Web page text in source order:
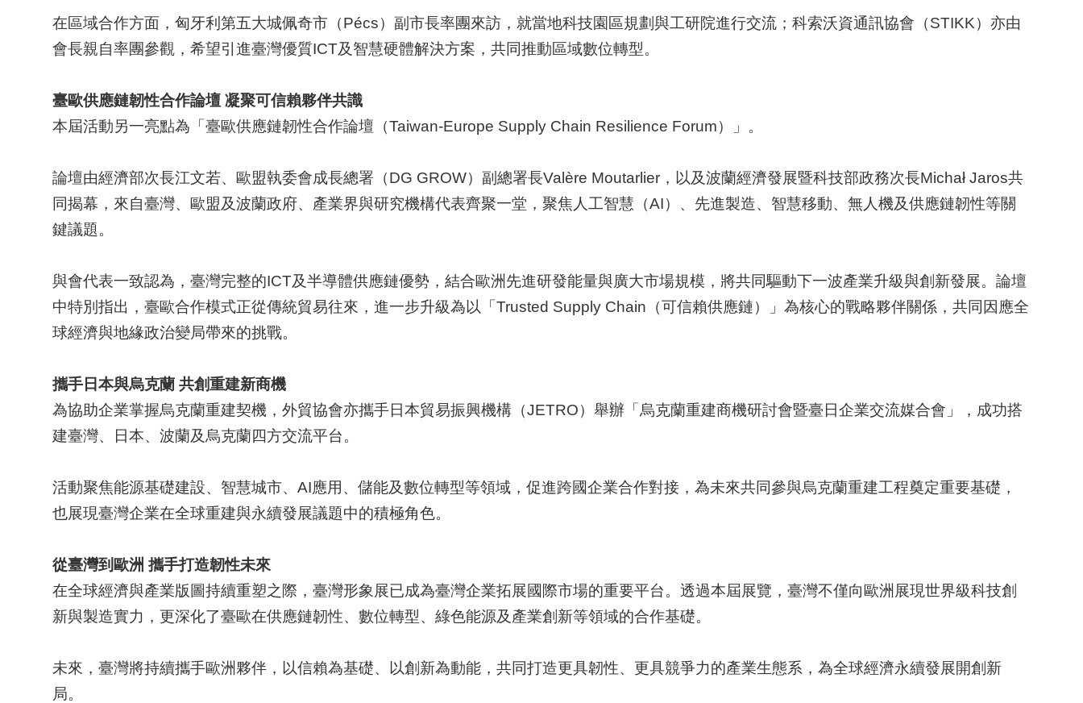
在區域合作方面，匈牙利第五大城佩奇市（Pécs）副市長率團來訪，就當地科技園區規劃與工研院進行交流；科索沃資通訊協會（STIKK）亦由
會長親自率團參觀，希望引進臺灣優質ICT及智慧硬體解決方案，共同推動區域數位轉型。
臺歐供應鏈韌性合作論壇 凝聚可信賴夥伴共識
本屆活動另一亮點為「臺歐供應鏈韌性合作論壇（Taiwan-Europe Supply Chain Resilience Forum）」。
論壇由經濟部次長江文若、歐盟執委會成長總署（DG GROW）副總署長Valère Moutarlier，以及波蘭經濟發展暨科技部政務次長Michał Jaros共
同揭幕，來自臺灣、歐盟及波蘭政府、產業界與研究機構代表齊聚一堂，聚焦人工智慧（AI）、先進製造、智慧移動、無人機及供應鏈韌性等關
鍵議題。
與會代表一致認為，臺灣完整的ICT及半導體供應鏈優勢，結合歐洲先進研發能量與廣大市場規模，將共同驅動下一波產業升級與創新發展。論壇
中特別指出，臺歐合作模式正從傳統貿易往來，進一步升級為以「Trusted Supply Chain（可信賴供應鏈）」為核心的戰略夥伴關係，共同因應全
球經濟與地緣政治變局帶來的挑戰。
攜手日本與烏克蘭 共創重建新商機
為協助企業掌握烏克蘭重建契機，外貿協會亦攜手日本貿易振興機構（JETRO）舉辦「烏克蘭重建商機研討會暨臺日企業交流媒合會」，成功搭
建臺灣、日本、波蘭及烏克蘭四方交流平台。
活動聚焦能源基礎建設、智慧城市、AI應用、儲能及數位轉型等領域，促進跨國企業合作對接，為未來共同參與烏克蘭重建工程奠定重要基礎，
也展現臺灣企業在全球重建與永續發展議題中的積極角色。
從臺灣到歐洲 攜手打造韌性未來
在全球經濟與產業版圖持續重塑之際，臺灣形象展已成為臺灣企業拓展國際市場的重要平台。透過本屆展覽，臺灣不僅向歐洲展現世界級科技創
新與製造實力，更深化了臺歐在供應鏈韌性、數位轉型、綠色能源及產業創新等領域的合作基礎。
未來，臺灣將持續攜手歐洲夥伴，以信賴為基礎、以創新為動能，共同打造更具韌性、更具競爭力的產業生態系，為全球經濟永續發展開創新
局。